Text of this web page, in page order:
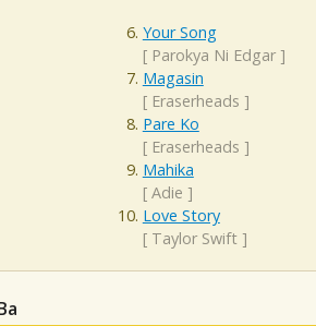
Your Song
[ Parokya Ni Edgar]
Magasin
[ Eraserheads ]
Pare Ko
[ Eraserheads ]
Mahika
[ Adie ]
Love Story
[ Taylor Swift]